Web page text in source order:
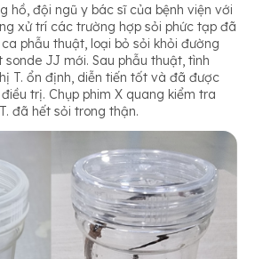
hồ, đội ngũ y bác sĩ của bệnh viện với
xử trí các trường hợp sỏi phức tạp đã
phẫu thuật, loại bỏ sỏi khỏi đường
JJ mới. Sau phẫu thuật, tình
T. ổn định, diễn tiến tốt và đã được
trị. Chụp phim X quang kiểm tra
đã hết sỏi trong thận.